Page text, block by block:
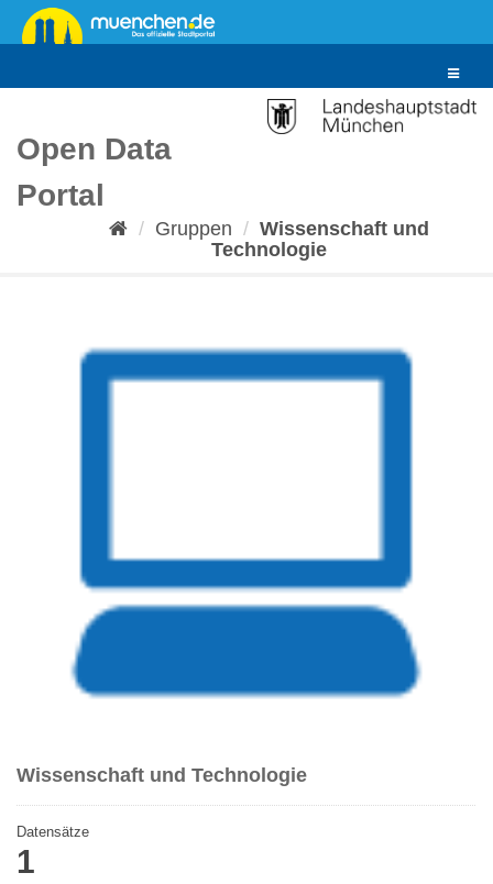
Überspringen
zum
Toggle
Open Data
Portal
Gruppen
Wissenschaft und
Technologie
Wissenschaft und Technologie
Datensätze
1